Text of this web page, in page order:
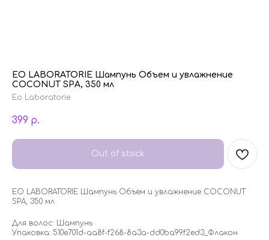
EO LABORATORIE Шампунь Объем и увлажнение
COCONUT SPA, 350 мл
Eo Laboratorie
399 р.
Out of stock
EO LABORATORIE Шампунь Объем и увлажнение COCONUT
SPA, 350 мл
Для волос: Шампунь
Упаковка: 510e701d-aa8f-f268-8a3a-dd0ba99f2ed3_Флакон